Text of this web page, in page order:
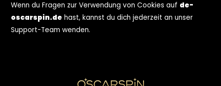
Wenn du Fragen zur Verwendung von Cookies auf de-
oscarspin.de hast, kannst du dich jederzeit an unser
Support-Team wenden.